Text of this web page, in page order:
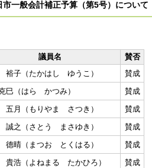
一般会計補正予算（第5号）について
議員名
賛否
子（たかはし ゆうこ）
賛成
巳（はら かつみ）
賛成
月（もりやま さつき）
賛成
之（さとう まさゆき）
賛成
晴（まつお とくはる）
賛成
浩（よねまる たかひろ）
賛成